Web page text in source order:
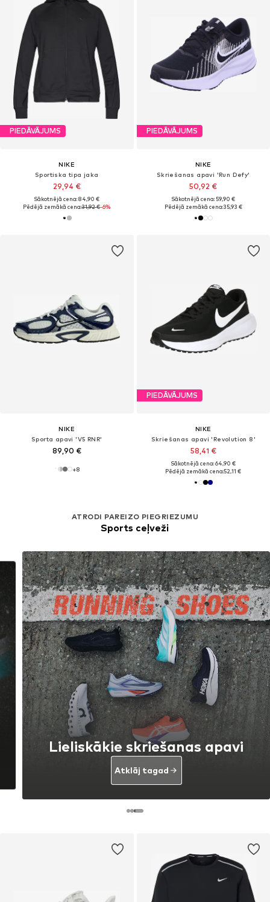
PIEDĀVĀJUMS
NIKE
Sportiska tipa jaka
29,94 €
Sākotnējā cena: 84,90 €
Pēdējā zemākā cena:31,92 €-6%
PIEDĀVĀJUMS
NIKE
Skriešanas apavi 'Run Defy'
50,92 €
Sākotnējā cena: 59,90 €
Pēdējā zemākā cena:35,93 €
NIKE
Sporta apavi 'V5 RNR'
89,90 €
+8
PIEDĀVĀJUMS
NIKE
Skriešanas apavi 'Revolution 8'
58,41 €
Sākotnējā cena: 64,90 €
Pēdējā zemākā cena:52,11 €
ATRODI PAREIZO PIEGRIEZUMU
Sports ceļveži
Lieliskākie skriešanas apavi
Atklāj tagad